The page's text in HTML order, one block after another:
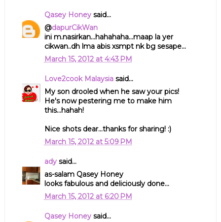
Qasey Honeysaid...
@dapurCikWan
ini m.nasirkan...hahahaha...maap la yer
cikwan..dh lma abis xsmpt nk bg sesape...
March 15, 2012 at 4:43 PM
Love2cook Malaysiasaid...
My son drooled when he saw your pics!
He's now pestering me to make him
this...hahah!
Nice shots dear...thanks for sharing! :)
March 15, 2012 at 5:09 PM
adysaid...
as-salam Qasey Honey
looks fabulous and deliciously done...
March 15, 2012 at 6:20 PM
Qasey Honeysaid...